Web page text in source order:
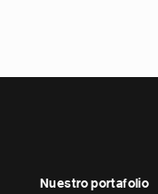
Nuestro portafolio